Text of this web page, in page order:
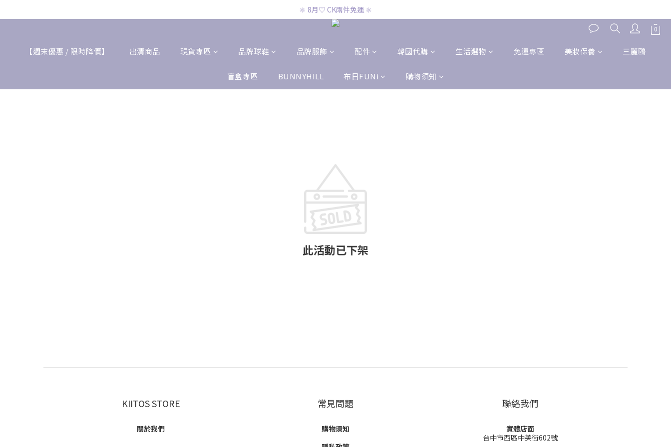
🔆 8月♡ CK兩件免運 🔆
🔆 8月♡ CK兩件免運 🔆
🔆 8月♡ 官網滿2000即免運 🔆
🔆 8月♡ CK兩件免運 🔆
【週末優惠 / 限時降價】 出清商品 現貨專區 品牌球鞋 品牌服飾 配件 韓國代購 生活選物 免運專區 美妝保養 三麗鷗
盲盒專區 BUNNYHILL 布日FUNi 購物須知
此活動已下架
KIITOS STORE
關於我們
常見問題
購物須知
聯絡我們
實體店面
台中市西區中美街602號